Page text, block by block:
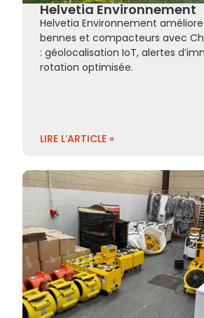
Helvetia Environnement
Helvetia Environnement
bennes et compacteurs avec
: géolocalisation IoT, alertes
rotation optimisée.
LIRE L’ARTICLE »